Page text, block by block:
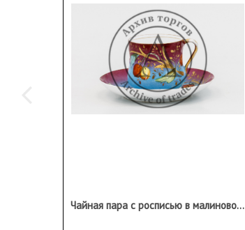
Чайная пара с росписью в малиново-синих тонах и с изображением ягод